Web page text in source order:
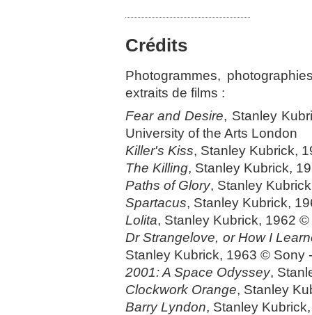
Crédits
Photogrammes,
extraits de films :
Fear and Desire, Stanley
University of the Arts London
Killer's Kiss, Stanley Kubrick,
The Killing, Stanley Kubrick,
Paths of Glory, Stanley
Spartacus, Stanley Kubrick,
Lolita, Stanley Kubrick, 1962 ©
Dr Strangelove, or How I
Stanley Kubrick, 1963 © Sony
2001: A Space Odyssey,
Clockwork Orange, Stanley
Barry Lyndon, Stanley